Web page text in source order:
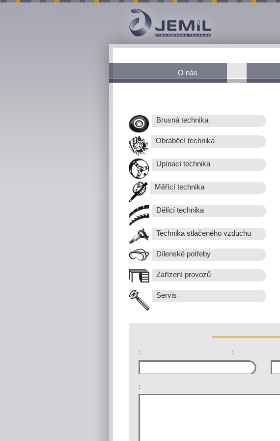
O nás
Brusná technika
Obráběcí technika
Upínací technika
Měřící technika
Dělící technika
Technika stlačeného vzduchu
Dílenské potřeby
Zařízení provozů
Servis
: :
: